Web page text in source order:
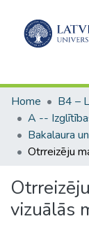
Home
vizuālās